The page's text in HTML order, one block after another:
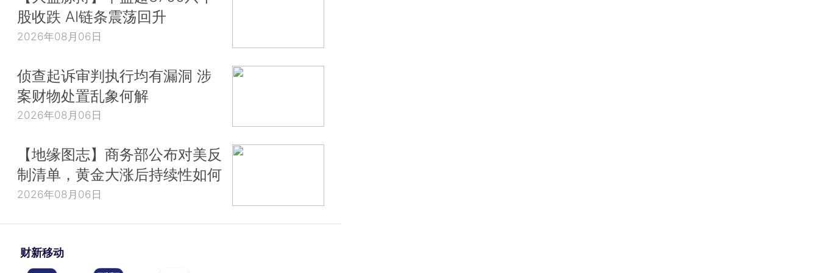
股收跌 AI链条震荡回升
2026年08月06日
侦查起诉审判执行均有漏洞 涉
案财物处置乱象何解
2026年08月06日
【地缘图志】商务部公布对美反
制清单，黄金大涨后持续性如何
2026年08月06日
财新移动